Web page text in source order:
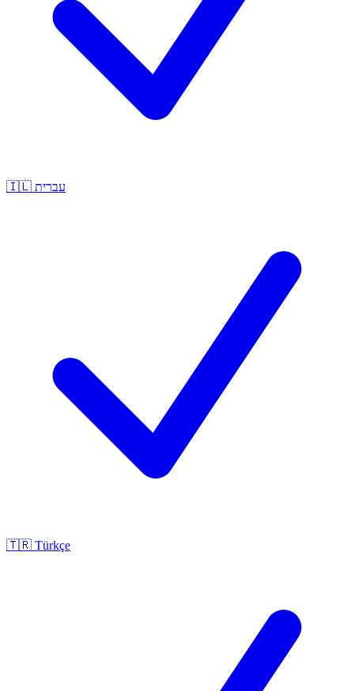
🇮🇱 עברית
🇹🇷 Türkçe